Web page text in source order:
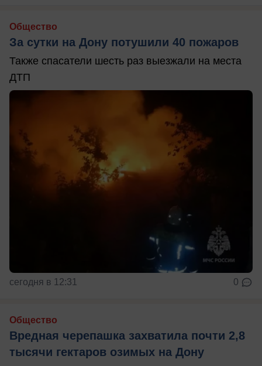
Общество
За сутки на Дону потушили 40 пожаров
Также спасатели шесть раз выезжали на места
ДТП
сегодня в 12:31 0
Общество
Вредная черепашка захватила почти 2,8
тысячи гектаров озимых на Дону